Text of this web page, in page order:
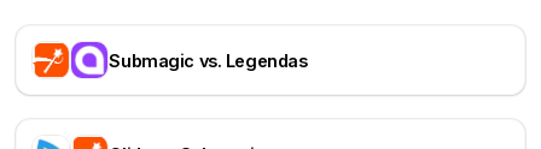
Submagic vs. Legendas